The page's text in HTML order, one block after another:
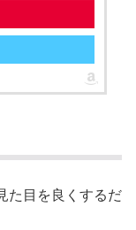
た目を良くするだ